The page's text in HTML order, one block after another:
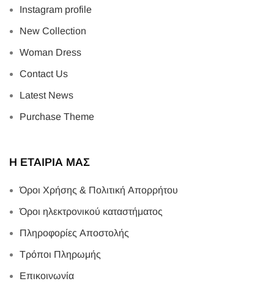
Instagram profile
New Collection
Woman Dress
Contact Us
Latest News
Purchase Theme
Η ΕΤΑΙΡΙΑ ΜΑΣ
Όροι Χρήσης & Πολιτική Απορρήτου
Όροι ηλεκτρονικού καταστήματος
Πληροφορίες Αποστολής
Τρόποι Πληρωμής
Επικοινωνία